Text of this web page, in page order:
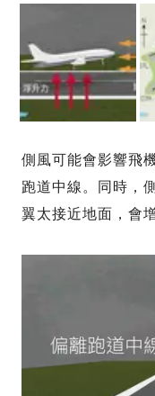
側風可能會影響飛
跑道中線。同時，
翼太接近地面，會